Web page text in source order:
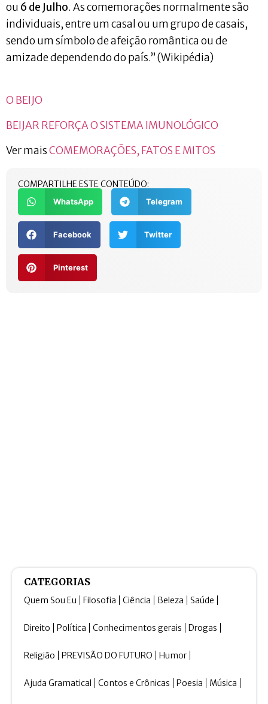
ou 6 de Julho. As comemorações normalmente são
individuais, entre um casal ou um grupo de casais,
sendo um símbolo de afeição romântica ou de
amizade dependendo do país.” (Wikipédia)
O BEIJO
BEIJAR REFORÇA O SISTEMA IMUNOLÓGICO
Ver maisCOMEMORAÇÕES, FATOS E MITOS
COMPARTILHE ESTE CONTEÚDO:
WhatsApp Telegram
Facebook Twitter
Pinterest
CATEGORIAS
Quem Sou Eu Filosofia Ciência Beleza Saúde
Direito Política Conhecimentos gerais Drogas
Religião PREVISÃO DO FUTURO Humor
Ajuda Gramatical Contos e Crônicas Poesia Música